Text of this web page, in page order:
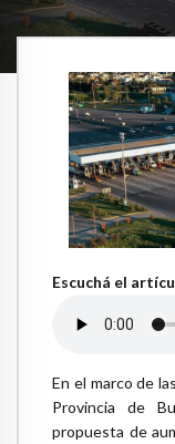
Escuchá el
En el marco de
Provincia de
propuesta de